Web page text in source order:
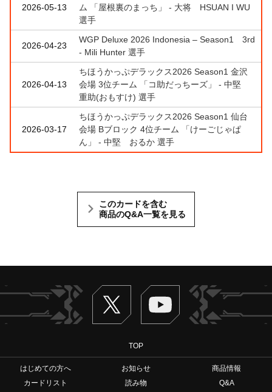
2026-05-13
ム 「屋根裏のまっち」 - 大将 HSUAN I WU
選手
2026-04-23
WGP Deluxe 2026 Indonesia – Season1 3rd
- Mili Hunter 選手
2026-04-13
ちほうかっぷデラックス2026 Season1 金沢
会場 3位チーム 「コ助だっちーズ」 - 中堅
重助(おもすけ) 選手
2026-03-17
ちほうかっぷデラックス2026 Season1 仙台
会場 Bブロック 4位チーム 「けーごじゃぱ
ん」 - 中堅 おるか 選手
このカードを含む
商品のQ&A一覧を見る
Twitter ヴァンガードch
TOP
はじめての方へ お知らせ
商品情報
カードリスト
読み物
Q&A